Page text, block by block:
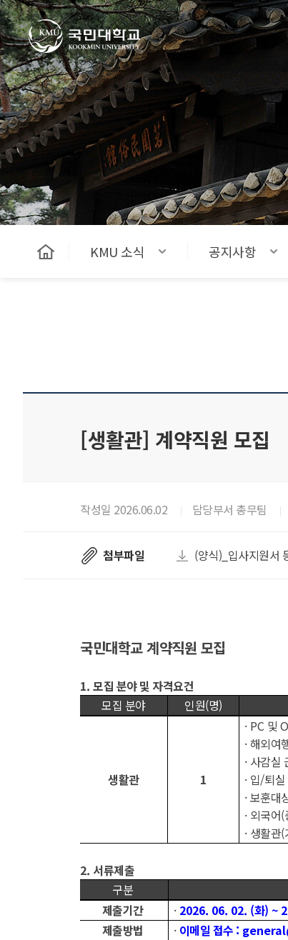
국민대학교
KMU 소식 공지사항
[생활관] 계약직원 모집
작성일 2026.06.02 담당부서 총무팀
첨부파일 (양식)_입사지원서
국민대학교 계약직원 모집
1. 모집 분야 및 자격요건
모집 분야
인원(명)
생활관 1
· PC 및
· 해외여
· 사감실
· 입/퇴
·보훈대
· 외국어(
· 생활관(
2. 서류제출
구분
제출기간
· 2026. 06. 02. (화) ~
제출방법
· 이메일 접수 :